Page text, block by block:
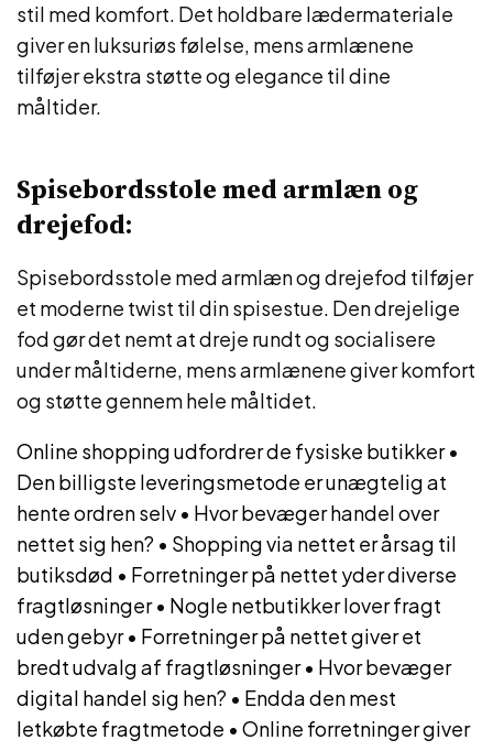
stil med komfort. Det holdbare lædermateriale
giver en luksuriøs følelse, mens armlænene
tilføjer ekstra støtte og elegance til dine
måltider.
Spisebordsstole med armlæn og
drejefod:
Spisebordsstole med armlæn og drejefod tilføjer
et moderne twist til din spisestue. Den drejelige
fod gør det nemt at dreje rundt og socialisere
under måltiderne, mens armlænene giver komfort
og støtte gennem hele måltidet.
Online shopping udfordrer de fysiske butikker•
Den billigste leveringsmetode er unægtelig at
hente ordren selv • Hvor bevæger handel over
nettet sig hen? • Shopping via nettet er årsag til
butiksdød • Forretninger på nettet yder diverse
fragtløsninger• Nogle netbutikker lover fragt
uden gebyr• Forretninger på nettet giver et
bredt udvalg af fragtløsninger• Hvor bevæger
digital handel sig hen? • Endda den mest
letkøbte fragtmetode • Online forretninger giver